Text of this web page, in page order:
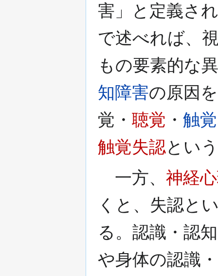
害」と定義さ
で述べれば、
もの要素的な
知障害の原因
覚・ 聴覚 ・ 触覚
触覚失認とい
一方、 神経
くと、失認と
る。認識・認
や身体の認識